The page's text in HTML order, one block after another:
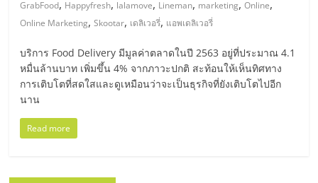
ทุน
ไว,
ที่
ปรึกษา
การ
GrabFood, Happyfresh, lalamove, Lineman, marketing,Online,
Online Marketing,Skootar, เดลิเวอรี่, แอพเดลิเวอรี่
บริการ Food Delivery มีมูลค่าตลาดในปี 2563 อยู่ที่ประมาณ 4.1
หมื่นล้านบาท เพิ่มขึ้น 4% จากภาวะปกติ สะท้อนให้เห็นทิศทาง
การเติบโตที่สดใสและดูเหมือนว่าจะเป็นธุรกิจที่ยังเติบโตไปอีก
นาน
Read more